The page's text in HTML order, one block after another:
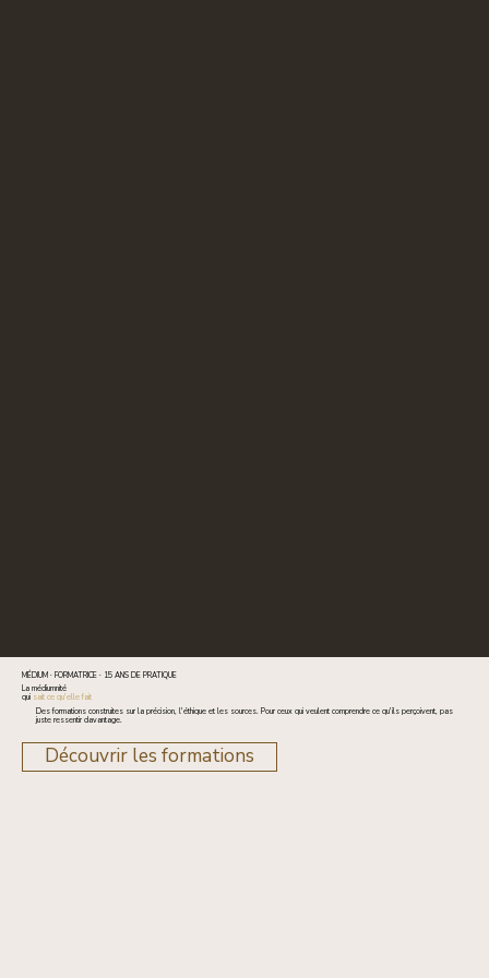
MÉDIUM · FORMATRICE · 15 ANS DE PRATIQUE
La médiumnité
qui sait ce qu'elle fait
Des formations construites sur la précision, l'éthique et les sources. Pour ceux qui veulent comprendre ce qu'ils perçoivent, pas
juste ressentir davantage.
Découvrir les formations